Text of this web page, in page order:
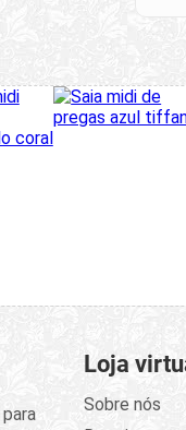
para
Loja
Sobre nós